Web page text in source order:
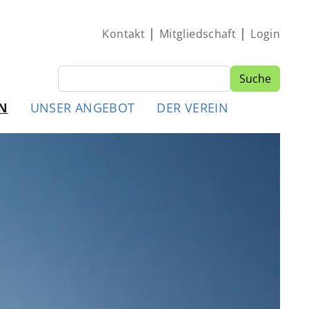
Suche Suche
Kontakt| Mitgliedschaft | Login
UNSER ANGEBOT DER VEREIN